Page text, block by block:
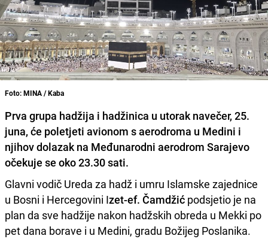
Foto: MINA / Kaba
Prva grupa hadžija i hadžinica u utorak navečer, 25.
juna, će poletjeti avionom s aerodroma u Medini i
njihov dolazak na Međunarodni aerodrom Sarajevo
očekuje se oko 23.30 sati.
Glavni vodič Ureda za hadž i umru Islamske zajednice
u Bosni i Hercegovini Izet-ef. Čamdžić podsjetio je na
plan da sve hadžije nakon hadžskih obreda u Mekki po
pet dana borave i u Medini, gradu Božijeg Poslanika.